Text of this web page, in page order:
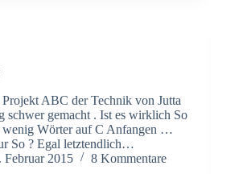
ABC der Technik von Jutta
schwer gemacht . Ist es wirklich So
wenig Wörter auf C Anfangen …
So ? Egal letztendlich…
Februar 2015 8 Kommentare